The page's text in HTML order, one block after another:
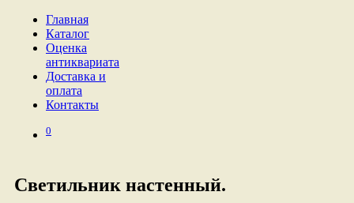
Главная
Каталог
Оценка
антиквариата
Доставка и
оплата
Контакты
0
Светильник настенный.